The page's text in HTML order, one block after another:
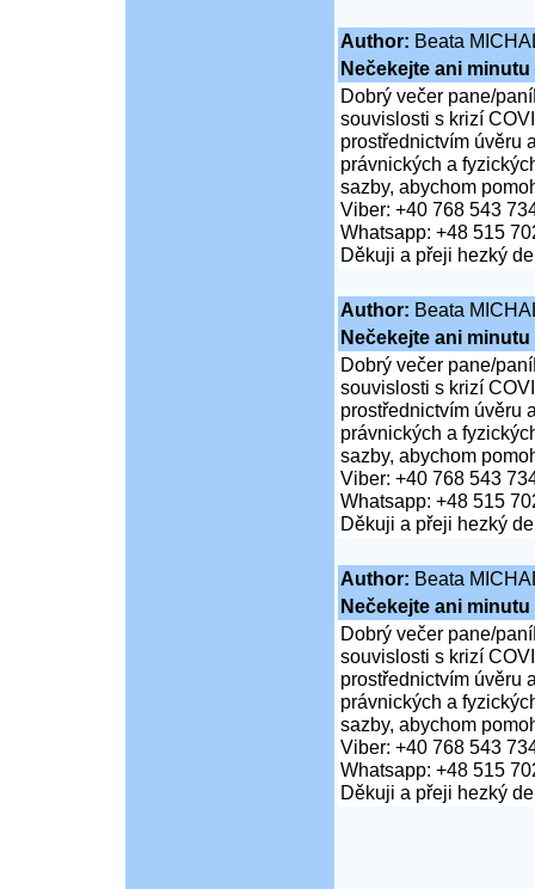
Author: Beata
Nečekejte ani
Dobrý večer pane/
souvislosti s krizí
prostřednictvím úvěru
právnických a
sazby, abychom
Viber: +40 768 543
Whatsapp: +48 515
Děkuji a přeji hezký
Author: Beata
Nečekejte ani
Dobrý večer pane/
souvislosti s krizí
prostřednictvím úvěru
právnických a
sazby, abychom
Viber: +40 768 543
Whatsapp: +48 515
Děkuji a přeji hezký
Author: Beata
Nečekejte ani
Dobrý večer pane/
souvislosti s krizí
prostřednictvím úvěru
právnických a
sazby, abychom
Viber: +40 768 543
Whatsapp: +48 515
Děkuji a přeji hezký